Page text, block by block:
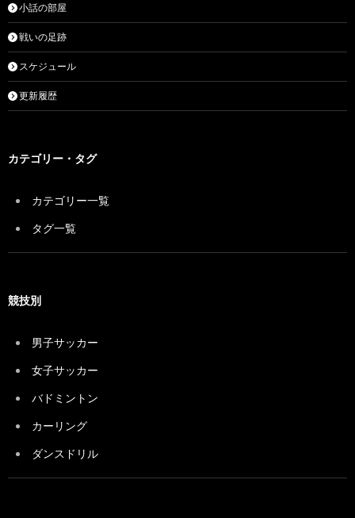
小話の部屋
戦いの足跡
スケジュール
更新履歴
カテゴリー・タグ
カテゴリー一覧
タグ一覧
競技別
男子サッカー
女子サッカー
バドミントン
カーリング
ダンスドリル